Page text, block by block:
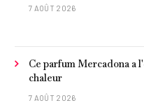
7 AOÛT 2026
Ce parfum Mercadona
chaleur
7 AOÛT 2026